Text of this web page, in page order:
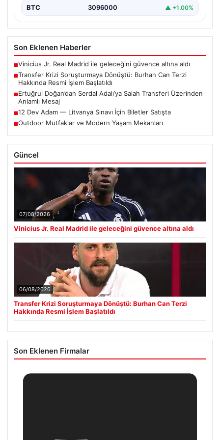
BTC 3096000 ▲ +1.00%
Son Eklenen Haberler
■Vinicius Jr. Real Madrid ile geleceğini güvence altına aldı
■Transfer Krizi Soruşturmaya Dönüştü: Burhan Can Terzi
Hakkında Resmi İşlem Başlatıldı
■Ertuğrul Doğan’dan Serdal Adalı’ya Salah Transferi Üzerinden
Anlamlı Mesaj
■12 Dev Adam — Litvanya Sınavı İçin Biletler Satışta
■Outdoor Mutfaklar ve Modern Yaşam Mekanları
Güncel
07/08/2026
Vinicius Jr. Real Madrid ile geleceğini güvence altına aldı
06/08/2026
Transfer Krizi Soruşturmaya Dönüştü: Burhan Can Terzi
Hakkında Resmi İşlem Başlatıldı
Son Eklenen Firmalar